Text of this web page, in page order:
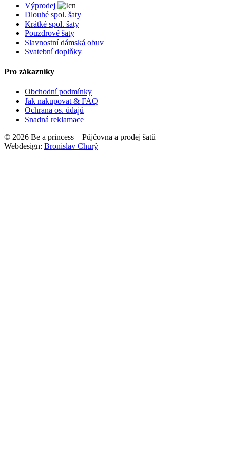
Výprodej
Dlouhé spol. šaty
Krátké spol. šaty
Pouzdrové šaty
Slavnostní dámská obuv
Svatební doplňky
Pro zákazníky
Obchodní podmínky
Jak nakupovat & FAQ
Ochrana os. údajů
Snadná reklamace
© 2026 Be a princess – Půjčovna a prodej šatů
Webdesign: Bronislav Churý